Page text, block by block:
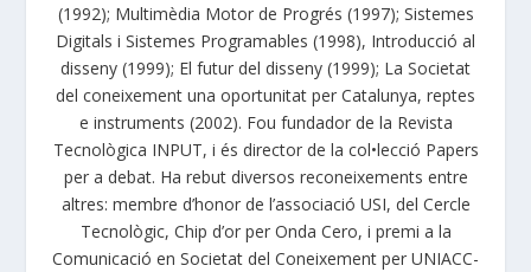
(1992); Multimèdia Motor de Progrés (1997); Sistemes
Digitals i Sistemes Programables (1998), Introducció al
disseny (1999); El futur del disseny (1999); La Societat
del coneixement una oportunitat per Catalunya, reptes
e instruments (2002). Fou fundador de la Revista
Tecnològica INPUT, i és director de la col•lecció Papers
per a debat. Ha rebut diversos reconeixements entre
altres: membre d’honor de l’associació USI, del Cercle
Tecnològic, Chip d’or per Onda Cero, i premi a la
Comunicació en Societat del Coneixement per UNIACC-